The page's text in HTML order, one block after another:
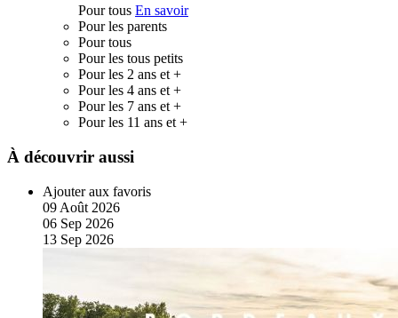
Pour tous En savoir
Pour les parents
Pour tous
Pour les tous petits
Pour les 2 ans et +
Pour les 4 ans et +
Pour les 7 ans et +
Pour les 11 ans et +
À découvrir aussi
Ajouter aux favoris
09 Août 2026
06 Sep 2026
13 Sep 2026